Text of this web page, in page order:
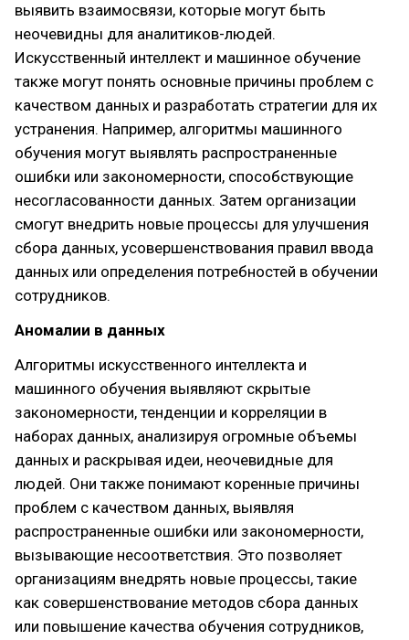
выявить взаимосвязи, которые могут быть
неочевидны для аналитиков-людей.
Искусственный интеллект и машинное обучение
также могут понять основные причины проблем с
качеством данных и разработать стратегии для их
устранения. Например, алгоритмы машинного
обучения могут выявлять распространенные
ошибки или закономерности, способствующие
несогласованности данных. Затем организации
смогут внедрить новые процессы для улучшения
сбора данных, усовершенствования правил ввода
данных или определения потребностей в обучении
сотрудников.
Аномалии в данных
Алгоритмы искусственного интеллекта и
машинного обучения выявляют скрытые
закономерности, тенденции и корреляции в
наборах данных, анализируя огромные объемы
данных и раскрывая идеи, неочевидные для
людей. Они также понимают коренные причины
проблем с качеством данных, выявляя
распространенные ошибки или закономерности,
вызывающие несоответствия. Это позволяет
организациям внедрять новые процессы, такие
как совершенствование методов сбора данных
или повышение качества обучения сотрудников,